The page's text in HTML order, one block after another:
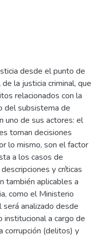
desde el punto de
la justicia criminal, que
relacionados con la
del subsistema de
uno de sus actores: el
toman decisiones
lo mismo, son el factor
a los casos de
y críticas
también aplicables a
como el Ministerio
será analizado desde
institucional a cargo de
corrupción (delitos) y